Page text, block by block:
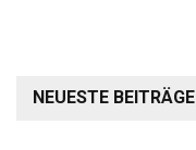
NEUESTE BEITRÄGE